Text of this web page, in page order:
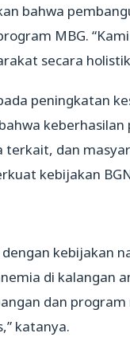
bahwa
MBG.
secara
peningkatan
dan
kebijakan
kebijakan
di kalangan
dan
katanya.